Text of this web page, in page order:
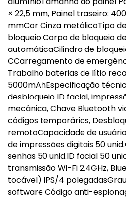
× 22,5 mm, Painel traseiro:
mmCor Cinza metálicoTipo
bloqueio Corpo de bloqueio
automáticaCilindro de
CCarregamento de
Trabalho baterias de lítio
5000mAhEspecificação
desbloqueio ID facial,
mecânica, Chave Bluetooth
códigos temporários,
remotoCapacidade de
de impressões digitais 50
senhas 50 unid.ID facial 50
transmissão Wi-Fi 2.4GHz,
tocável) IPS/4
software Código anti-